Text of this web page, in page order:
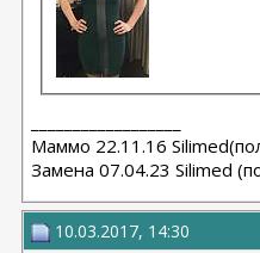
Маммо 22.11.16
Замена 07.04.23 Silimed
10.03.2017, 14:30